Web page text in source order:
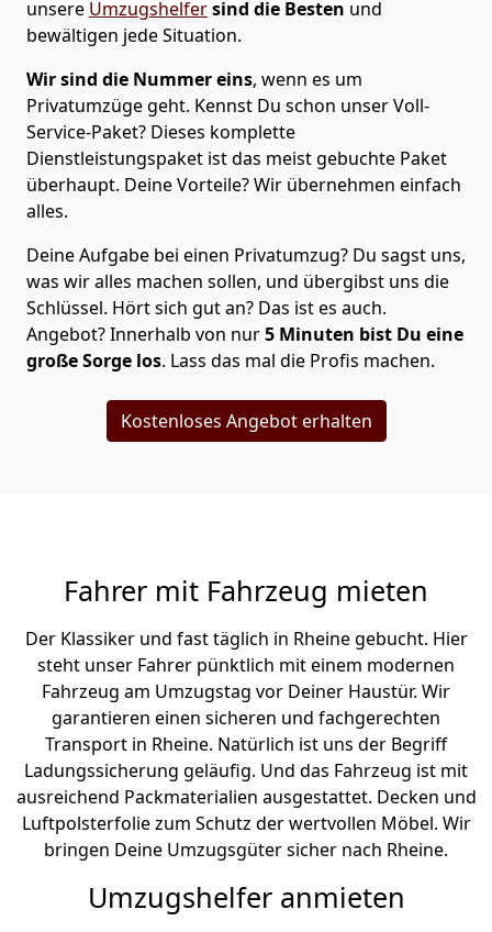
unsere Umzugshelfersind die Besten und
bewältigen jede Situation.
Wir sind die Nummer eins, wenn es um
Privatumzüge geht. Kennst Du schon unser Voll-
Service-Paket? Dieses komplette
Dienstleistungspaket ist das meist gebuchte Paket
überhaupt. Deine Vorteile? Wir übernehmen einfach
alles.
Deine Aufgabe bei einen Privatumzug? Du sagst uns,
was wir alles machen sollen, und übergibst uns die
Schlüssel. Hört sich gut an? Das ist es auch.
Angebot? Innerhalb von nur5 Minuten bist Du eine
große Sorge los. Lass das mal die Profis machen.
Kostenloses Angebot erhalten
Fahrer mit Fahrzeug mieten
Der Klassiker und fast täglich in Rheine gebucht. Hier
steht unser Fahrer pünktlich mit einem modernen
Fahrzeug am Umzugstag vor Deiner Haustür. Wir
garantieren einen sicheren und fachgerechten
Transport in Rheine. Natürlich ist uns der Begriff
Ladungssicherung geläufig. Und das Fahrzeug ist mit
ausreichend Packmaterialien ausgestattet. Decken und
Luftpolsterfolie zum Schutz der wertvollen Möbel. Wir
bringen Deine Umzugsgüter sicher nach Rheine.
Umzugshelfer anmieten